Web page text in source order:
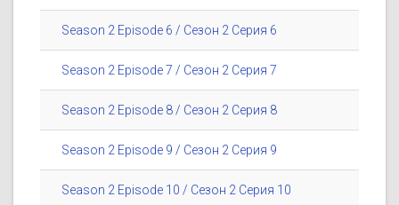
Season 2 Episode 6 / Сезон 2 Серия 6
Season 2 Episode 7 / Сезон 2 Серия 7
Season 2 Episode 8 / Сезон 2 Серия 8
Season 2 Episode 9 / Сезон 2 Серия 9
Season 2 Episode 10 / Сезон 2 Серия 10